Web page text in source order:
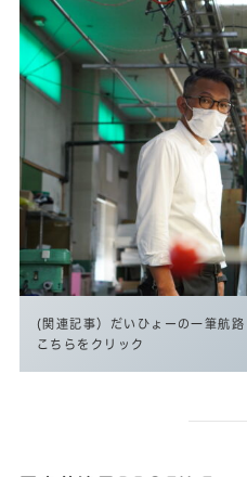
(関連記事）だいひょーの一筆航
こちらをクリック